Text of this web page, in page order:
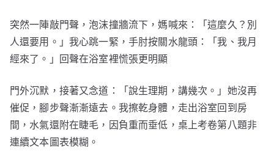
突然一陣敲門聲，泡沫撞牆流下，媽喊來：「這麼久？別
人還要用。」我心跳一緊，手肘按關水龍頭：「我、我月
經來了。」回聲在浴室裡慌張更明顯
門外沉默，接著又念道：「說生理期，講幾次。」她沒再
催促，腳步聲漸漸遠去。我擦乾身體，走出浴室回到房
間，水氣還附在睫毛，因負重而垂低，桌上考卷第八題非
連續文本圖表模糊。